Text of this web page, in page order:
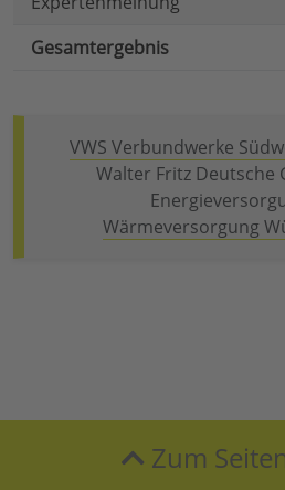
Gesamtergebnis
VWS Verbundwerke
Walter Fritz Deutsche
Wärmeversorgung
Zum